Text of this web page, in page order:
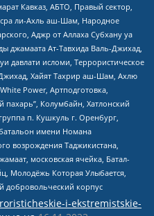
Кавказ, АБТО, Правый сектор,
ли-Ахль аш-Шам, Народное
Аджр от Аллаха Субхану уа
джамаата Ат-Тавхида Валь-Джихад,
давлати исломи, Террористическое
Хайят Тахрир аш-Шам, Ахлю
Power, Артподготовка,
пахарь”, Колумбайн, Хатлонский
п. Кушкуль г. Оренбург,
имени Номана
возрождения Таджикистана,
московская ячейка, Батал-
Молодёжь Которая Улыбается,
добровольческий корпус
i-ekstremistskie-